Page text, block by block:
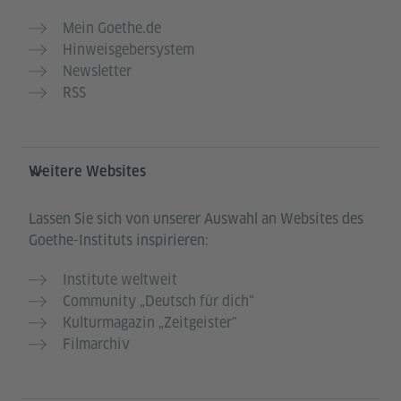
Mein Goethe.de
Hinweisgebersystem
Newsletter
RSS
Weitere Websites
Lassen Sie sich von unserer Auswahl an Websites des
Goethe-Instituts inspirieren:
Institute weltweit
Community „Deutsch für dich“
Kulturmagazin „Zeitgeister"
Filmarchiv